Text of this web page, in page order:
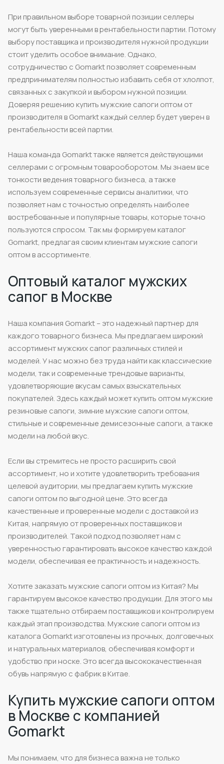
При правильном выборе товарной позиции селлеры
могут быть уверенными в рентабельности партии. Потому
выбору поставщика и производителя нужной продукции
стоит уделить особое внимание. Однако,
сотрудничество с Gomarkt позволяет современным
предпринимателям полностью избавить себя от хлолпот,
связанных с закупкой и выбором нужной позиции.
Доверяя решению купить мужские сапоги оптом от
производителя в Gomarkt каждый селлер будет уверен в
рентабельности всей партии.
Наша команда Gomarkt также является действующими
селлерами с огромным товарооборотом. Мы знаем все
тонкости ведения товарного бизнеса, а также
используем современные сервисы аналитики, что
позволяет нам с точностью определять наиболее
востребованные и популярные товары, которые точно
пользуются спросом. Так мы формируем каталог
Gomarkt, предлагая своим клиентам мужские сапоги
оптом в ассортименте.
Оптовый каталог мужских
сапог в Москве
Наша компания Gomarkt – это надежный партнер для
каждого товарного бизнеса. Мы предлагаем широкий
ассортимент мужских сапог различных стилей и
моделей. У нас можно без труда найти как классические
модели, так и современные трендовые варианты,
удовлетворяющие вкусам самых взыскательных
покупателей. Здесь каждый может купить оптом мужские
резиновые сапоги, зимние мужские сапоги оптом,
стильные и современные демисезонные сапоги, а также
модели на любой вкус.
Если вы стремитесь не просто расширить свой
ассортимент, но и хотите удовлетворить требования
целевой аудитории, мы предлагаем купить мужские
сапоги оптом по выгодной цене. Это всегда
качественные и проверенные модели с доставкой из
Китая, напрямую от проверенных поставщиков и
производителей. Такой подход позволяет нам с
уверенностью гарантировать высокое качество каждой
модели, обеспечивая ее практичность и надежность.
Хотите заказать мужские сапоги оптом из Китая? Мы
гарантируем высокое качество продукции. Для этого мы
также тщательно отбираем поставщиков и контролируем
каждый этап производства. Мужские сапоги оптом из
каталога Gomarkt изготовлены из прочных, долговечных
и натуральных материалов, обеспечивая комфорт и
удобство при носке. Это всегда высококачественная
обувь напрямую с фабрик в Китае.
Купить мужские сапоги оптом
в Москве с компанией
Gomarkt
Мы понимаем, что для бизнеса важна не только